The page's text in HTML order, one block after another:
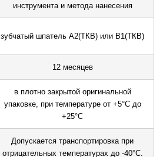
инструмента и метода нанесения
зубчатый шпатель А2(ТКВ) или В1(ТКВ)
12 месяцев
в плотно закрытой оригинальной
упаковке, при температуре от +5°С до
+25°С
Допускается транспортировка при
отрицательных температурах до -40°С.